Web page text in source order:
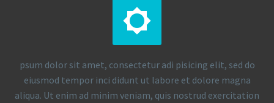


psum dolor sit amet, consectetur adi pisicing elit, sed do
eiusmod tempor inci didunt ut labore et dolore magna
aliqua. Ut enim ad minim veniam, quis nostrud exercitation